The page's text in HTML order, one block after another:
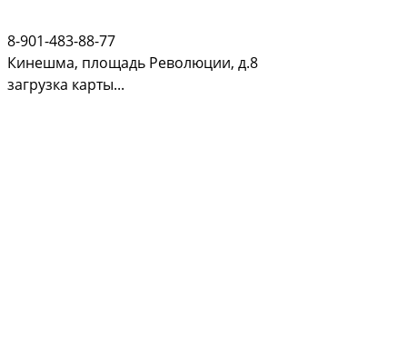
8-901-483-88-77
Кинешма, площадь Революции, д.8
загрузка карты...